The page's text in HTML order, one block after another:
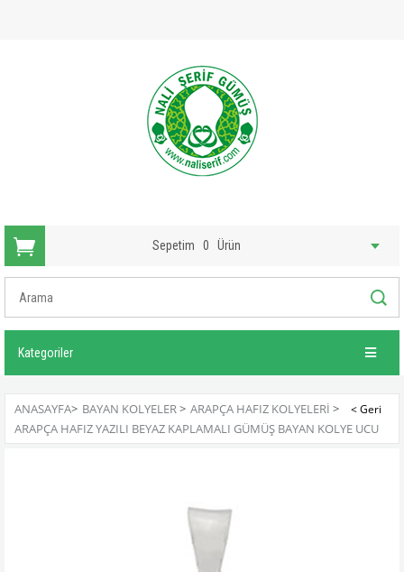
Sepetim 0 Ürün
Kategoriler
ANASAYFA> BAYAN KOLYELER> ARAPÇA HAFIZ KOLYELERI >
ARAPÇA HAFIZ YAZILI BEYAZ KAPLAMALI GÜMÜŞ BAYAN KOLYE UCU